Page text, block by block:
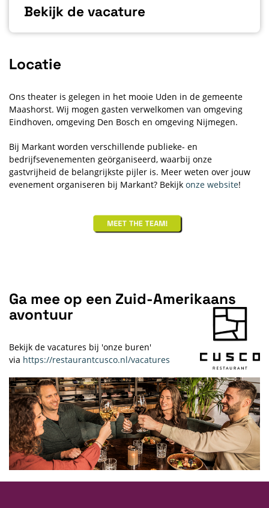
Bekijk de vacature
Locatie
Ons theater is gelegen in het mooie Uden in de gemeente
Maashorst. Wij mogen gasten verwelkomen van omgeving
Eindhoven, omgeving Den Bosch en omgeving Nijmegen.
Bij Markant worden verschillende publieke- en
bedrijfsevenementen geörganiseerd, waarbij onze
gastvrijheid de belangrijkste pijler is. Meer weten over jouw
evenement organiseren bij Markant? Bekijk onze website!
Ga mee op een Zuid-Amerikaans
avontuur
Bekijk de vacatures bij 'onze buren'
via https://restaurantcusco.nl/vacatures